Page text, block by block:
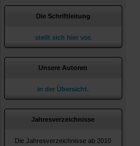
Die Schriftleitung
stellt sich hier vor.
Unsere Autoren
in der Übersicht.
Jahresverzeichnisse
Die Jahresverzeichnisse ab 2010